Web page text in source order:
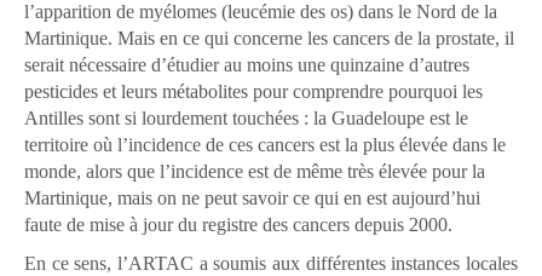
l’apparition de myélomes (leucémie des os) dans le Nord de la
Martinique. Mais en ce qui concerne les cancers de la prostate, il
serait nécessaire d’étudier au moins une quinzaine d’autres
pesticides et leurs métabolites pour comprendre pourquoi les
Antilles sont si lourdement touchées : la Guadeloupe est le
territoire où l’incidence de ces cancers est la plus élevée dans le
monde, alors que l’incidence est de même très élevée pour la
Martinique, mais on ne peut savoir ce qui en est aujourd’hui
faute de mise à jour du registre des cancers depuis 2000.
En ce sens, l’ARTAC a soumis aux différentes instances locales